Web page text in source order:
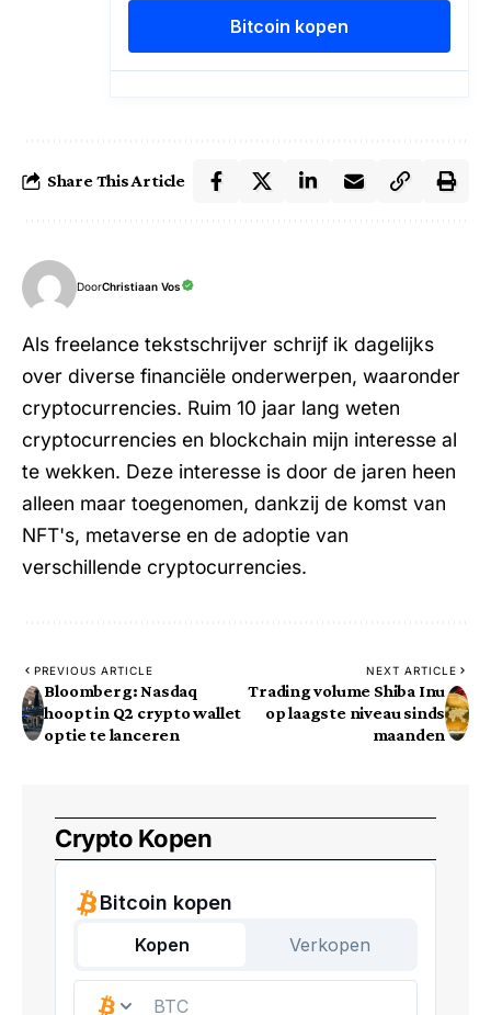
Share This Article
DoorChristiaan Vos
Als freelance tekstschrijver schrijf ik dagelijks
over diverse financiële onderwerpen, waaronder
cryptocurrencies. Ruim 10 jaar lang weten
cryptocurrencies en blockchain mijn interesse al
te wekken. Deze interesse is door de jaren heen
alleen maar toegenomen, dankzij de komst van
NFT's, metaverse en de adoptie van
verschillende cryptocurrencies.
PREVIOUS ARTICLE
Bloomberg: Nasdaq
hoopt in Q2 crypto wallet
optie te lanceren
NEXT ARTICLE
Trading volume Shiba Inu
op laagste niveau sinds
maanden
Crypto Kopen